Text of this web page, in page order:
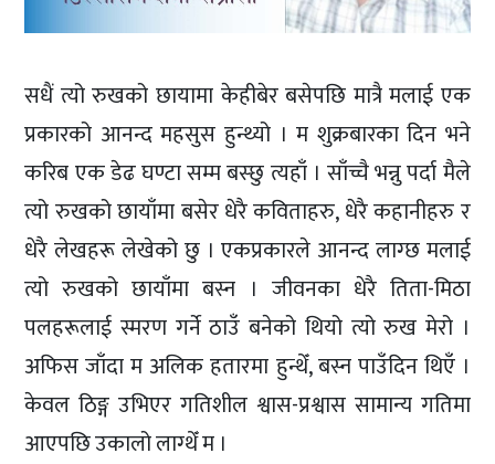
सधैं त्यो रुखको छायामा केहीबेर बसेपछि मात्रै मलाई एक
प्रकारको आनन्द महसुस हुन्थ्यो । म शुक्रबारका दिन भने
करिब एक डेढ घण्टा सम्म बस्छु त्यहाँ । साँच्चै भन्नु पर्दा मैले
त्यो रुखको छायाँमा बसेर धेरै कविताहरु, धेरै कहानीहरु र
धेरै लेखहरू लेखेको छु । एकप्रकारले आनन्द लाग्छ मलाई
त्यो रुखको छायाँमा बस्न । जीवनका धेरै तिता-मिठा
पलहरूलाई स्मरण गर्ने ठाउँ बनेको थियो त्यो रुख मेरो ।
अफिस जाँदा म अलिक हतारमा हुन्थेँ, बस्न पाउँदिन थिएँ ।
केवल ठिङ्ग उभिएर गतिशील श्वास-प्रश्वास सामान्य गतिमा
आएपछि उकालो लाग्थेँ म ।